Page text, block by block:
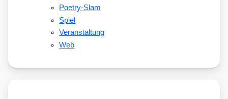
Poetry-Slam
Spiel
Veranstaltung
Web